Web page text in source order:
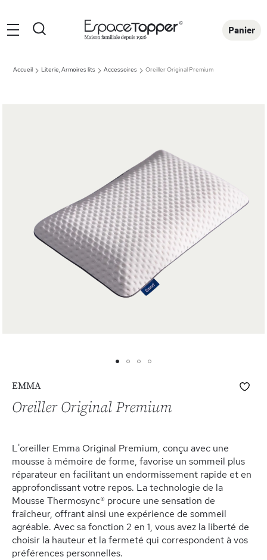
Panier
Rechercher
Accueil Literie, Armoires lits Accessoires Oreiller Original Premium
the
beginning
images
gallery
EMMA
Oreiller Original Premium
L'oreiller Emma Original Premium, conçu avec une
mousse à mémoire de forme, favorise un sommeil plus
réparateur en facilitant un endormissement rapide et en
approfondissant votre repos. La technologie de la
Mousse Thermosync® procure une sensation de
fraîcheur, offrant ainsi une expérience de sommeil
agréable. Avec sa fonction 2 en 1, vous avez la liberté de
choisir la hauteur et la fermeté qui correspondent à vos
préférences personnelles.